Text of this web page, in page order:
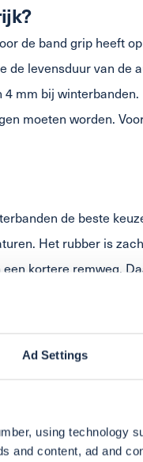
Ad Settings
using technology
and content, ad and
de band grip heeft
levensduur van de
mm bij
moeten worden.
de beste
Het rubber is
kortere remweg.
op een nat en/of
nieuwe